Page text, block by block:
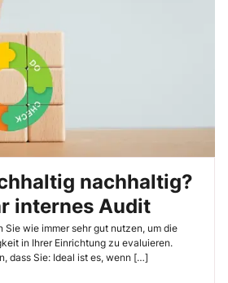
nachhaltig?
internes Audit
Sie wie immer sehr gut nutzen, um die
in Ihrer Einrichtung zu evaluieren.
dass Sie: Ideal ist es, wenn […]